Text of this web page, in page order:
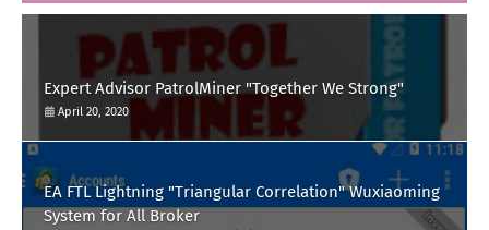
Expert Advisor PatrolMiner "Together We Strong"
April 20, 2020
EA FTL Lightning "Triangular Correlation" Wuxiaoming
System for All Broker